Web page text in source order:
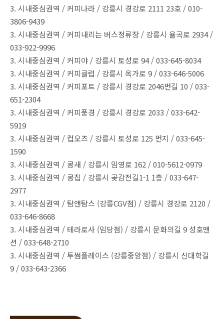
3. 시내중심권역 / 커피나라 / 강릉시 경강로 2111 23호 / 010-
3806-9439
3. 시내중심권역 / 커피내리는 버스정류장 / 강릉시 율곡로 2934 /
033-922-9996
3. 시내중심권역 / 커피야 / 강릉시 토성로 94 / 033-645-8034
3. 시내중심권역 / 커피클럽 / 강릉시 옥가로 9 / 033-646-5006
3. 시내중심권역 / 커피포트 / 강릉시 경강로 2046번길 10 / 033-
651-2304
3. 시내중심권역 / 커피풍경 / 강릉시 경강로 2033 / 033-642-
5919
3. 시내중심권역 / 컵오즈 / 강릉시 토성로 125 번지 / 033-645-
1590
3. 시내중심권역 / 콩새 / 강릉시 임영로 162 / 010-5612-0979
3. 시내중심권역 / 콩집 / 강릉시 곶감전길1-1 1층 / 033-647-
2977
3. 시내중심권역 / 탐앤탐스 (강릉CGV점) / 강릉시 경강로 2120 /
033-646-8668
3. 시내중심권역 / 테라로사 (임당점) / 강릉시 문화의길 9 성호맨
션 / 033-648-2710
3. 시내중심권역 / 투썸플레이스 (강릉중앙점) / 강릉시 신대학길
9 / 033-643-2366